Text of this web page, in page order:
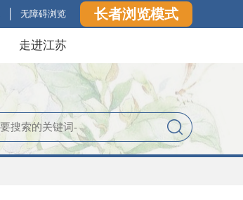
无障碍浏览 长者浏览模式
走进江苏